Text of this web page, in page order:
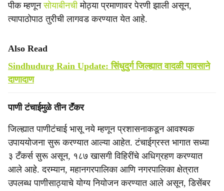
पीक म्हणूनसोयाबीनचीमोठ्या प्रमाणावर पेरणी झाली असून,
त्यापाठोपाठ तुरीची लागवड करण्यात येत आहे.
Also Read
Sindhudurg Rain Update: सिंधुदुर्ग जिल्ह्यात वादळी पावसाने
दाणादाण
पाणी टंचाईमुळे तीन टॅंकर
जिल्ह्यात पाणीटंचाई भासू नये म्हणून प्रशासनाकडून आवश्यक
उपाययोजना सुरू करण्यात आल्या आहेत. टंचाईग्रस्त भागात सध्या
३ टँकर्स सुरू असून, १८७ खासगी विहिरींचे अधिग्रहण करण्यात
आले आहे. दरम्यान, महानगरपालिका आणि नगरपालिका क्षेत्रात
उपलब्ध पाणीसाठ्याचे योग्य नियोजन करण्यात आले असून, डिसेंबर